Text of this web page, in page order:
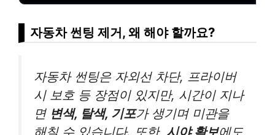
자동차 썬팅 제거, 왜 해야 할까요?
자동차 썬팅은 자외선 차단, 프라이버
시 보호 등 장점이 있지만, 시간이 지나
면 변색, 탈색, 기포가 생기며 미관을
해칠 수 있습니다. 또한, 시야 확보에도